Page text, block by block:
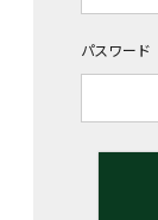
パスワード